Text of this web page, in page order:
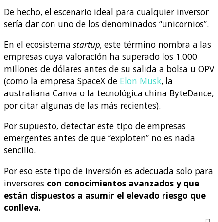
De hecho, el escenario ideal para cualquier inversor
sería dar con uno de los denominados “unicornios”.
En el ecosistema startup, este término nombra a las
empresas cuya valoración ha superado los 1.000
millones de dólares antes de su salida a bolsa u OPV
(como la empresa SpaceX de Elon Musk, la
australiana Canva o la tecnológica china ByteDance,
por citar algunas de las más recientes).
Por supuesto, detectar este tipo de empresas
emergentes antes de que “exploten” no es nada
sencillo.
Por eso este tipo de inversión es adecuada solo para
inversores con conocimientos avanzados y que
están dispuestos a asumir el elevado riesgo que
conlleva.